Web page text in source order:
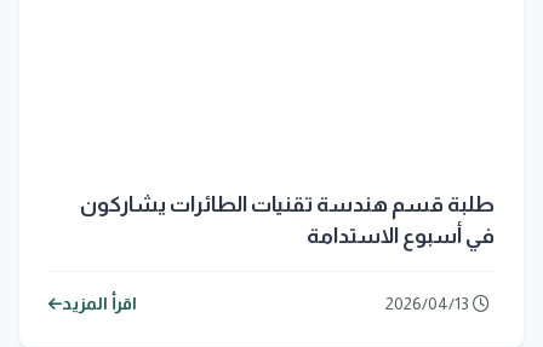
طلبة قسم هندسة تقنيات الطائرات يشاركون
في أسبوع الاستدامة
اقرأ المزيد